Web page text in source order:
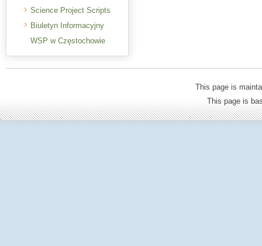
Science Project Scripts
Biuletyn Informacyjny
WSP w Częstochowie
This page is
This page is